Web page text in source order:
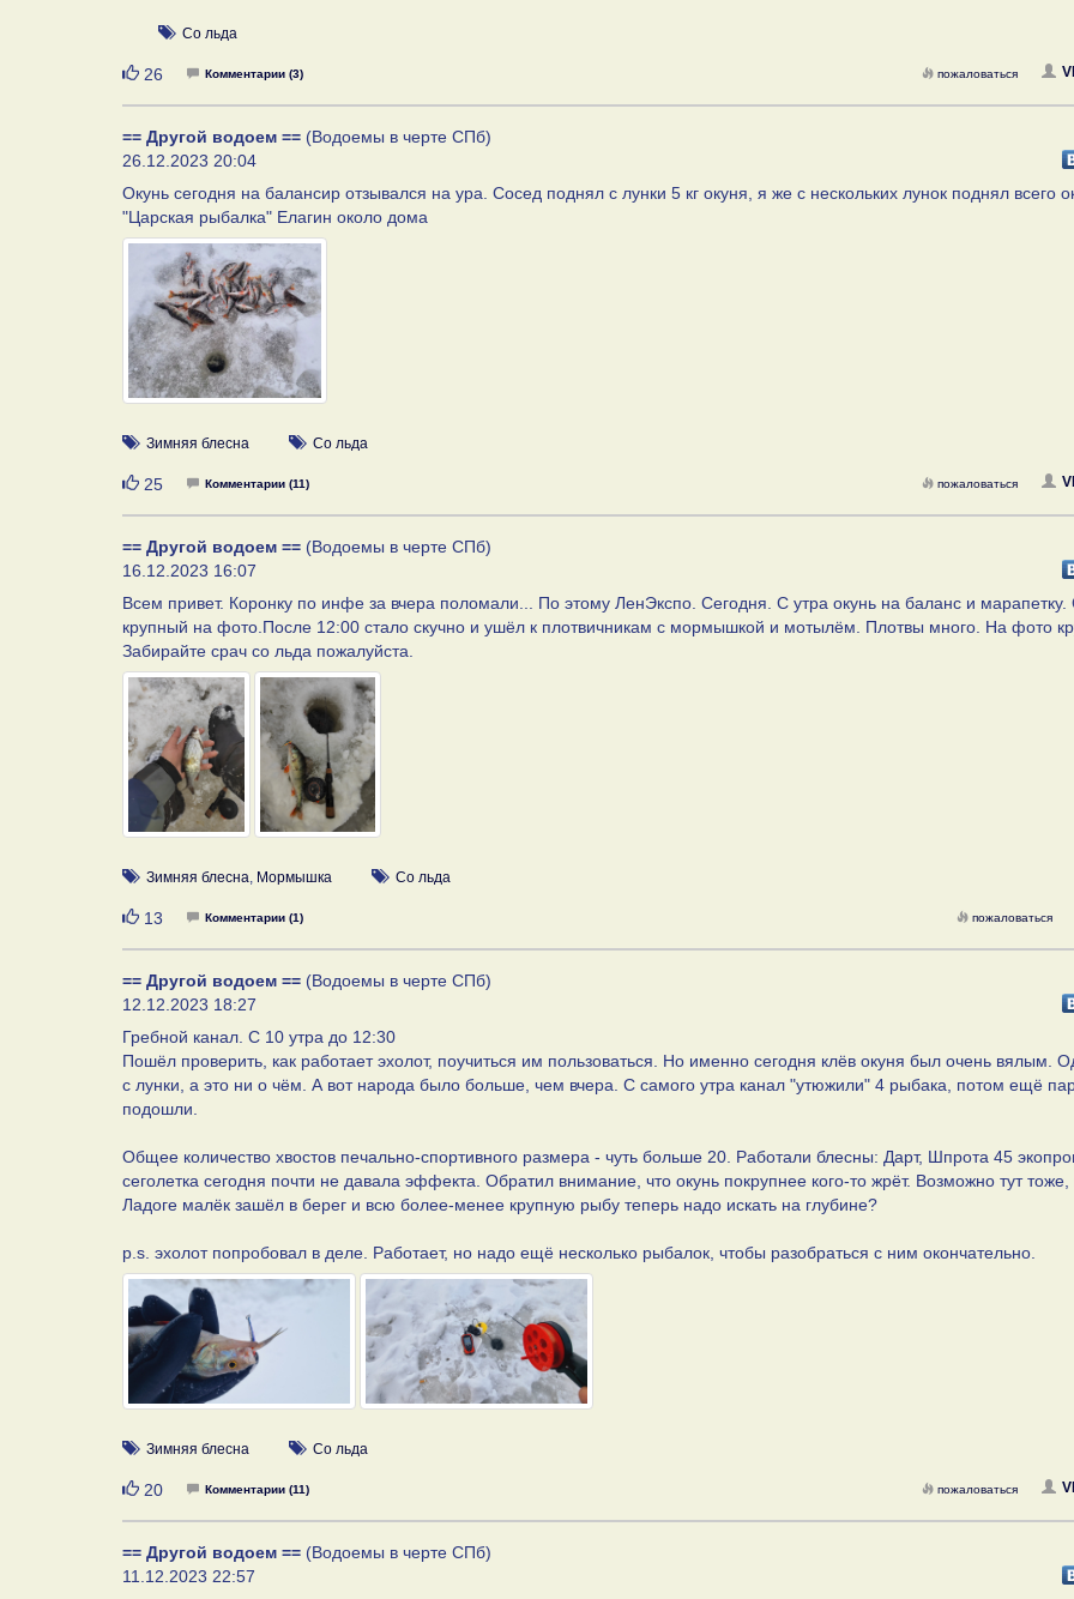
Со льда
Нравится
26 Комментарии (3) пожаловаться
== Другой водоем == (Водоемы в черте СПб)
26.12.2023 20:04
Окунь сегодня на балансир отзывался на ура. Сосед поднял с лунки 5 кг окуня, я же с нескольких лунок поднял всего
"Царская рыбалка" Елагин около дома
Зимняя блесна Со льда
Нравится
25 Комментарии (11) пожаловаться
== Другой водоем == (Водоемы в черте СПб)
16.12.2023 16:07
Всем привет. Коронку по инфе за вчера поломали... По этому ЛенЭкспо. Сегодня. С утра окунь на баланс и
крупный на фото.После 12:00 стало скучно и ушёл к плотвичникам с мормышкой и мотылём. Плотвы много. На фото
Забирайте срач со льда пожалуйста.
Зимняя блесна, Мормышка Со льда
Нравится
13 Комментарии (1) пожаловаться
== Другой водоем == (Водоемы в черте СПб)
12.12.2023 18:27
Гребной канал. С 10 утра до 12:30
Пошёл проверить, как работает эхолот, поучиться им пользоваться. Но именно сегодня клёв окуня был очень вялым.
с лунки, а это ни о чём. А вот народа было больше, чем вчера. С самого утра канал "утюжили" 4 рыбака, потом ещё
подошли.
Общее количество хвостов печально-спортивного размера - чуть больше 20. Работали блесны: Дарт, Шпрота 45
сеголетка сегодня почти не давала эффекта. Обратил внимание, что окунь покрупнее кого-то жрёт. Возможно тут тоже,
Ладоге малёк зашёл в берег и всю более-менее крупную рыбу теперь надо искать на глубине?
p.s. эхолот попробовал в деле. Работает, но надо ещё несколько рыбалок, чтобы разобраться с ним окончательно.
Зимняя блесна Со льда
Нравится
20 Комментарии (11) пожаловаться
== Другой водоем == (Водоемы в черте СПб)
11.12.2023 22:57